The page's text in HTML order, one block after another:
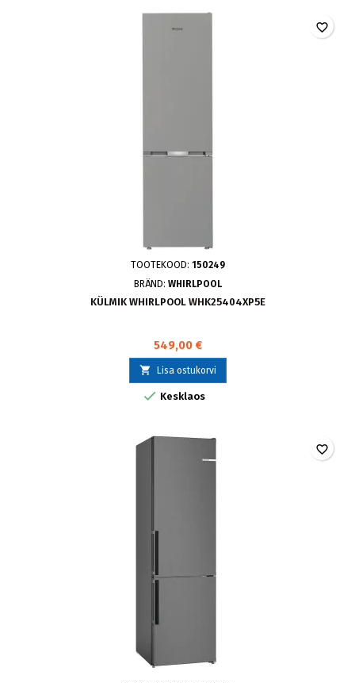
TOOTEKOOD: 150249
BRÄND: WHIRLPOOL
KÜLMIK WHIRLPOOL WHK25404XP5E
549,00 €
 Lisa ostukorvi
 Kesklaos
favorite_border
favorite_border